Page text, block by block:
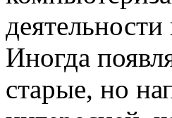
Иногда
старые, но